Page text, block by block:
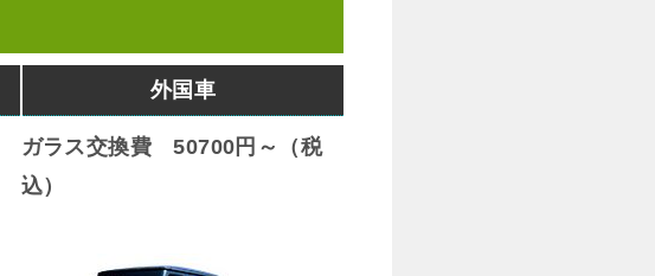
外国車
ガラス交換費 50700円～（税
込）